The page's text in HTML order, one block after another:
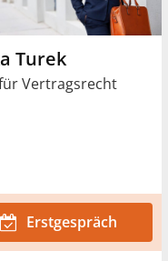
Turek
Vertragsrecht
Erstgespräch